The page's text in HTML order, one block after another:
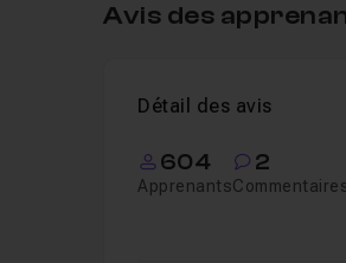
Avis des
Détail des avis
604
Apprenants
2